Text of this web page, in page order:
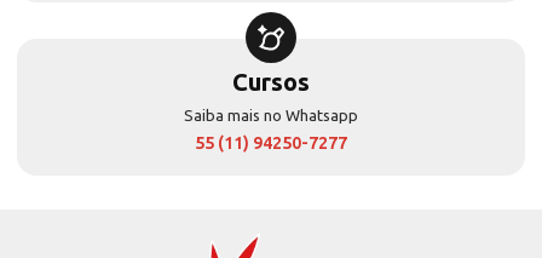
Cursos
Saiba mais no Whatsapp
55 (11) 94250-7277